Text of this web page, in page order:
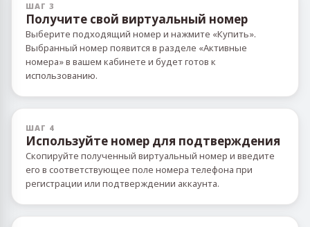
ШАГ 3
Получите свой виртуальный номер
Выберите подходящий номер и нажмите «Купить».
Выбранный номер появится в разделе «Активные
номера» в вашем кабинете и будет готов к
использованию.
ШАГ 4
Используйте номер для подтверждения
Скопируйте полученный виртуальный номер и введите
его в соответствующее поле номера телефона при
регистрации или подтверждении аккаунта.